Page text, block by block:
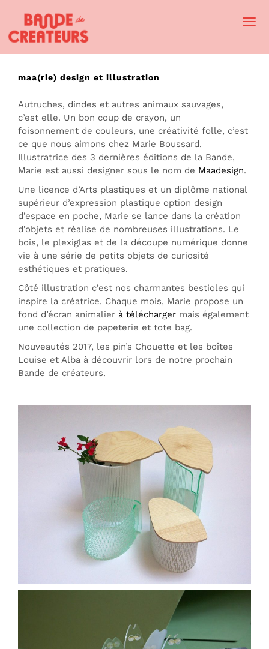
maa(rie) design et illustration
Autruches, dindes et autres animaux sauvages,
c’est elle. Un bon coup de crayon, un
foisonnement de couleurs, une créativité folle, c’est
ce que nous aimons chez Marie Boussard.
Illustratrice des 3 dernières éditions de la Bande,
Marie est aussi designer sous le nom de Maadesign.
Une licence d’Arts plastiques et un diplôme national
supérieur d’expression plastique option design
d’espace en poche, Marie se lance dans la création
d’objets et réalise de nombreuses illustrations. Le
bois, le plexiglas et de la découpe numérique donne
vie à une série de petits objets de curiosité
esthétiques et pratiques.
Côté illustration c’est nos charmantes bestioles qui
inspire la créatrice. Chaque mois, Marie propose un
fond d’écran animalier à télécharger mais également
une collection de papeterie et tote bag.
Nouveautés 2017, les pin’s Chouette et les boîtes
Louise et Alba à découvrir lors de notre prochain
Bande de créateurs.